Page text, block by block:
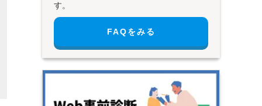
す。
FAQをみる